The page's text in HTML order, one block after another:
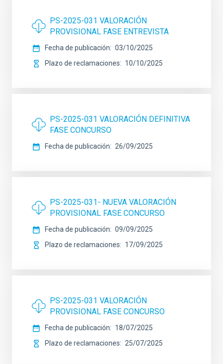
PS-2025-031 VALORACIÓN
PROVISIONAL FASE ENTREVISTA
Fecha de publicación
03/10/2025
Plazo de reclamaciones
10/10/2025
PS-2025-031 VALORACIÓN DEFINITIVA
FASE CONCURSO
Fecha de publicación 26/09/2025
PS-2025-031- NUEVA VALORACIÓN
PROVISIONAL FASE CONCURSO
Fecha de publicación
09/09/2025
Plazo de reclamaciones
17/09/2025
PS-2025-031 VALORACIÓN
PROVISIONAL FASE CONCURSO
Fecha de publicación
18/07/2025
Plazo de reclamaciones
25/07/2025